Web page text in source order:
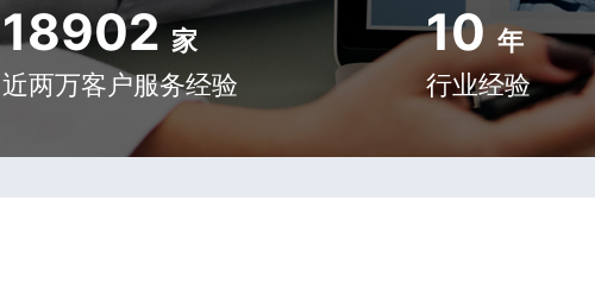
18902 家
近两万客户服务经验
10 年
行业经验